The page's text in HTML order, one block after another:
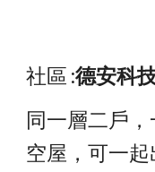
社區 :德安科
同一層二戶
空屋，可一起